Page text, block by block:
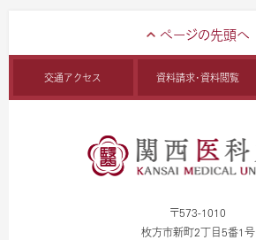
交通アクセス 資料請求・資料閲覧
〒573-1010
枚方市新町2丁目5番1号